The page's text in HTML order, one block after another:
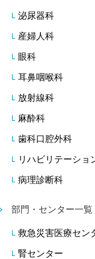
泌尿器科
産婦人科
眼科
耳鼻咽喉科
放射線科
麻酔科
歯科口腔外科
リハビリテーショ
病理診断科
部門・センター一覧
救急災害医療セン
腎センター